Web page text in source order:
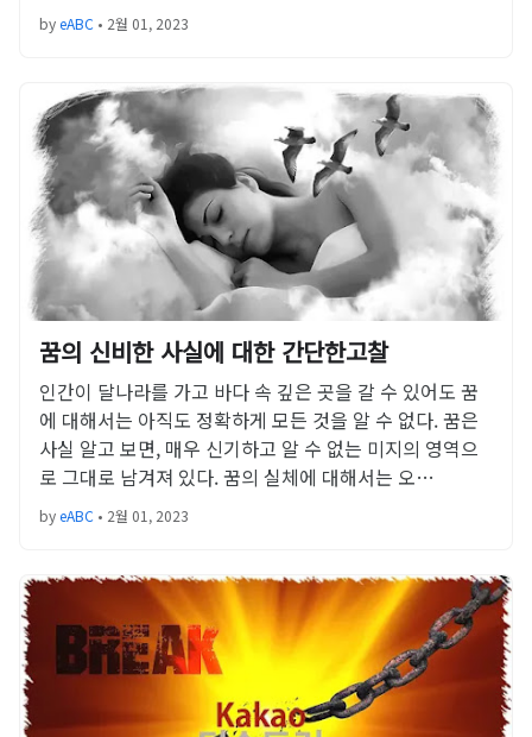
byeABC • 2월 01, 2023
꿈의 신비한 사실에 대한 간단한고찰
인간이 달나라를 가고 바다 속 깊은 곳을 갈 수 있어도 꿈
에 대해서는 아직도 정확하게 모든 것을 알 수 없다. 꿈은
사실 알고 보면, 매우 신기하고 알 수 없는 미지의 영역으
로 그대로 남겨져 있다. 꿈의 실체에 대해서는 오…
byeABC • 2월 01, 2023